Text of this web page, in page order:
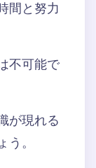
間と努力
不可能で
が現れる
う。